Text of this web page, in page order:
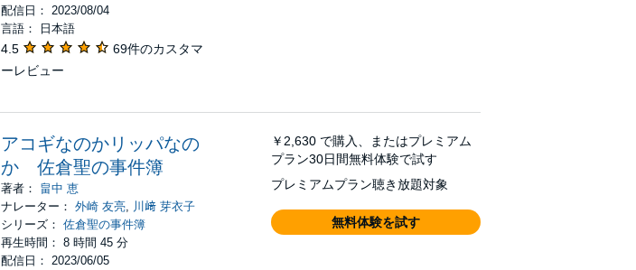
配信日： 2023/08/04
言語： 日本語
4.5
69件のカスタマ
ーレビュー
アコギなのかリッパなの
か 佐倉聖の事件簿
著者： 畠中 恵
ナレーター：外崎 友亮
川﨑 芽衣子
シリーズ：佐倉聖の事件簿
再生時間： 8 時間 45 分
配信日： 2023/06/05
￥2,630 で購入、またはプレミアム
プラン30日間無料体験で試す
プレミアムプラン聴き放題対象
無料体験を試す